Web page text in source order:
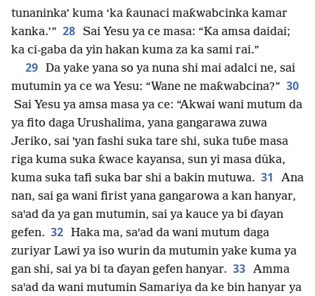
tunaninka’ kuma ‘ka ƙaunaci maƙwabcinka kamar
kanka.’” 28 Sai Yesu ya ce masa: “Ka amsa daidai;
ka ci-gaba da yin hakan kuma za ka sami rai.”
29 Da yake yana so ya nuna shi mai adalci ne, sai
mutumin ya ce wa Yesu: “Wane ne maƙwabcina?” 30
Sai Yesu ya amsa masa ya ce: “Akwai wani mutum da
ya fito daga Urushalima, yana gangarawa zuwa
Jeriko, sai ꞌyan fashi suka tare shi, suka tuɓe masa
riga kuma suka ƙwace kayansa, sun yi masa dūka,
kuma suka tafi suka bar shi a bakin mutuwa. 31
Ana
nan, sai ga wani firist yana gangarowa a kan hanyar,
saꞌad da ya gan mutumin, sai ya kauce ya bi ɗayan
gefen. 32 Haka ma, saꞌad da wani mutum daga
zuriyar Lawi ya iso wurin da mutumin yake kuma ya
gan shi, sai ya bi ta ɗayan gefen hanyar. 33 Amma
saꞌad da wani mutumin Samariya da ke bin hanyar ya